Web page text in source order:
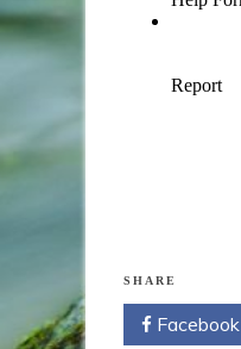
SHARE
Facebook